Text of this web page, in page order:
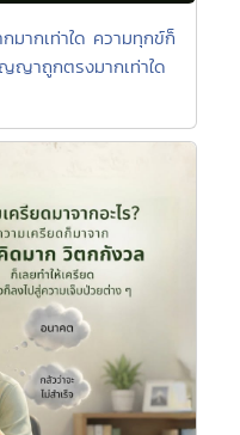
ากเท่าใด ความทุกข์ก็
ญาถูกตรงมากเท่าใด